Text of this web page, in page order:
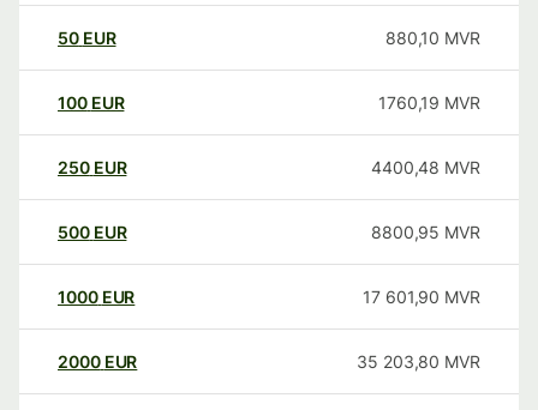
50 EUR 880,10 MVR
100 EUR 1760,19 MVR
250 EUR 4400,48 MVR
500 EUR 8800,95 MVR
1000 EUR 17 601,90 MVR
2000 EUR 35 203,80 MVR